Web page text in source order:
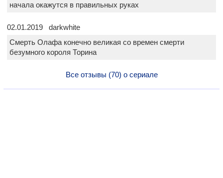
начала окажутся в правильных руках
02.01.2019 darkwhite
Смерть Олафа конечно великая со времен смерти
безумного короля Торина
Все отзывы (70) о сериале